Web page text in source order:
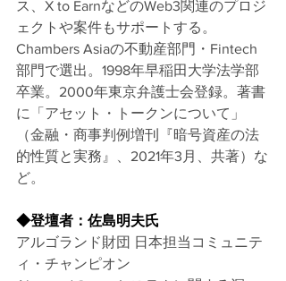
ス、X to EarnなどのWeb3関連のプロジ
ェクトや案件もサポートする。
Chambers Asiaの不動産部門・Fintech
部門で選出。1998年早稲田大学法学部
卒業。2000年東京弁護士会登録。著書
に「アセット・トークンについて」
（金融・商事判例増刊『暗号資産の法
的性質と実務』、2021年3月、共著）な
ど。
◆登壇者：佐島明夫氏
アルゴランド財団 日本担当コミュニテ
ィ・チャンピオン